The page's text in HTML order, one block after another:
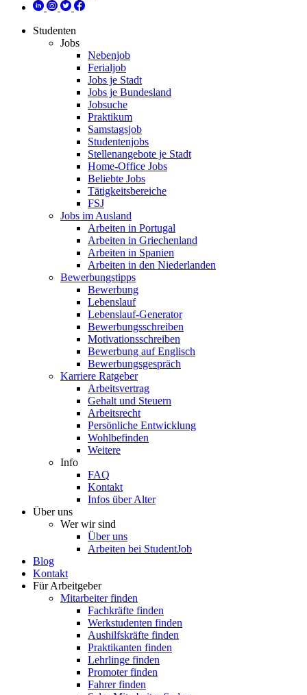
Studenten
Jobs
Nebenjob
Ferialjob
Jobs je Stadt
Jobs je Bundesland
Jobsuche
Praktikum
Samstagsjob
Studentenjobs
Stellenangebote je Stadt
Home-Office Jobs
Beliebte Jobs
Tätigkeitsbereiche
FSJ
Jobs im Ausland
Arbeiten in Portugal
Arbeiten in Griechenland
Arbeiten in Spanien
Arbeiten in den Niederlanden
Bewerbungstipps
Bewerbung
Lebenslauf
Lebenslauf-Generator
Bewerbungsschreiben
Motivationsschreiben
Bewerbung auf Englisch
Bewerbungsgespräch
Karriere Ratgeber
Arbeitsvertrag
Gehalt und Steuern
Arbeitsrecht
Persönliche Entwicklung
Wohlbefinden
Weitere
Info
FAQ
Kontakt
Infos über Alter
Über uns
Wer wir sind
Über uns
Arbeiten bei StudentJob
Blog
Kontakt
Für Arbeitgeber
Mitarbeiter finden
Fachkräfte finden
Werkstudenten finden
Aushilfskräfte finden
Praktikanten finden
Lehrlinge finden
Promoter finden
Fahrer finden